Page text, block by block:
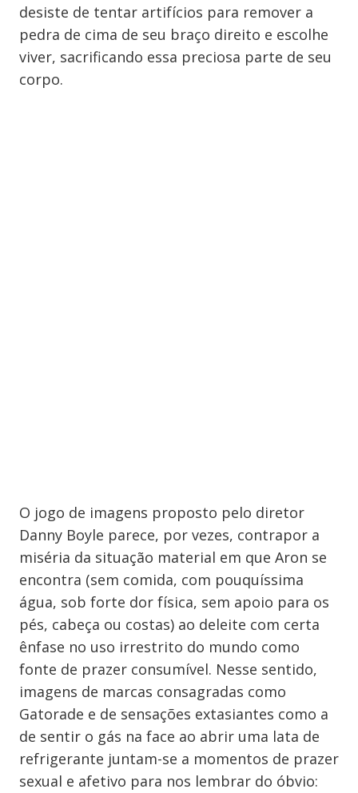
desiste de tentar artifícios para remover a
pedra de cima de seu braço direito e escolhe
viver, sacrificando essa preciosa parte de seu
corpo.
O jogo de imagens proposto pelo diretor
Danny Boyle parece, por vezes, contrapor a
miséria da situação material em que Aron se
encontra (sem comida, com pouquíssima
água, sob forte dor física, sem apoio para os
pés, cabeça ou costas) ao deleite com certa
ênfase no uso irrestrito do mundo como
fonte de prazer consumível. Nesse sentido,
imagens de marcas consagradas como
Gatorade e de sensações extasiantes como a
de sentir o gás na face ao abrir uma lata de
refrigerante juntam-se a momentos de prazer
sexual e afetivo para nos lembrar do óbvio: